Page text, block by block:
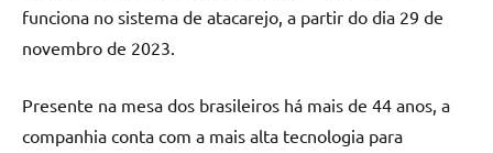
funciona no sistema de atacarejo, a partir do dia 29 de
novembro de 2023.
Presente na mesa dos brasileiros há mais de 44 anos, a
companhia conta com a mais alta tecnologia para